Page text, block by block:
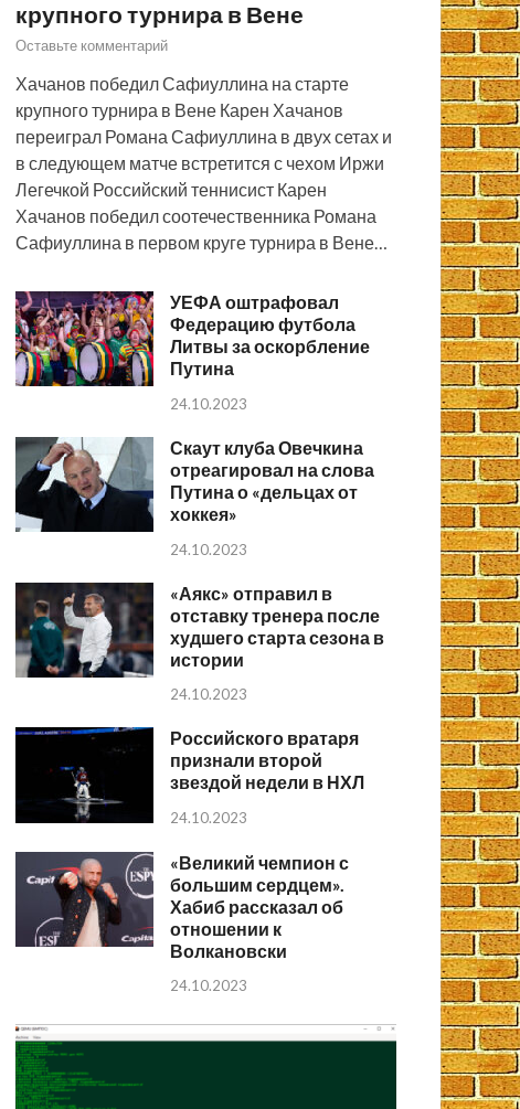
крупного турнира в Вене
Оставьте комментарий
Хачанов победил Сафиуллина на старте
крупного турнира в Вене Карен Хачанов
переиграл Романа Сафиуллина в двух сетах и
в следующем матче встретится с чехом Иржи
Легечкой Российский теннисист Карен
Хачанов победил соотечественника Романа
Сафиуллина в первом круге турнира в Вене…
УЕФА оштрафовал
Федерацию футбола
Литвы за оскорбление
Путина
24.10.2023
Скаут клуба Овечкина
отреагировал на слова
Путина о «дельцах от
хоккея»
24.10.2023
«Аякс» отправил в
отставку тренера после
худшего старта сезона в
истории
24.10.2023
Российского вратаря
признали второй
звездой недели в НХЛ
24.10.2023
«Великий чемпион с
большим сердцем».
Хабиб рассказал об
отношении к
Волкановски
24.10.2023